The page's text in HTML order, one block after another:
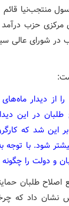
منتجب‌نیا
مرکزی حزب
شورای عالی
از دیدار
در این
این شد که
شود. با
و دولت را چگونه
اصلاح طلبان
نشان داد